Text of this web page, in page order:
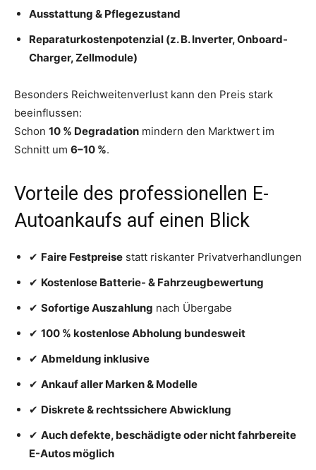
Ausstattung & Pflegezustand
Reparaturkostenpotenzial (z. B. Inverter, Onboard-
Charger, Zellmodule)
Besonders Reichweitenverlust kann den Preis stark
beeinflussen:
Schon 10 % Degradation mindern den Marktwert im
Schnitt um 6–10 %.
Vorteile des professionellen E-
Autoankaufs auf einen Blick
✔ Faire Festpreise statt riskanter Privatverhandlungen
✔ Kostenlose Batterie- & Fahrzeugbewertung
✔ Sofortige Auszahlung nach Übergabe
✔ 100 % kostenlose Abholung bundesweit
✔ Abmeldung inklusive
✔ Ankauf aller Marken & Modelle
✔ Diskrete & rechtssichere Abwicklung
✔ Auch defekte, beschädigte oder nicht fahrbereite
E-Autos möglich